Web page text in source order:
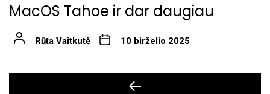
MacOS Tahoe ir dar daugiau
Rūta Vaitkutė 10 birželio 2025